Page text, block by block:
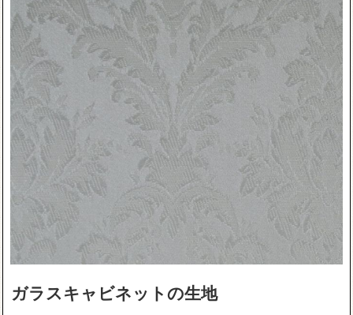
ガラスキャビネットの生地